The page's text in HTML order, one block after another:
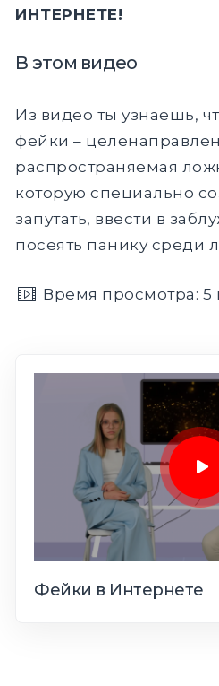
ИНТЕРНЕТЕ!
В этом видео
Из видео ты узнаешь,
фейки –
распространяемая
которую специально
запутать, ввести в
посеять панику среди
Время просмотра: 5
Фейки в Интернете